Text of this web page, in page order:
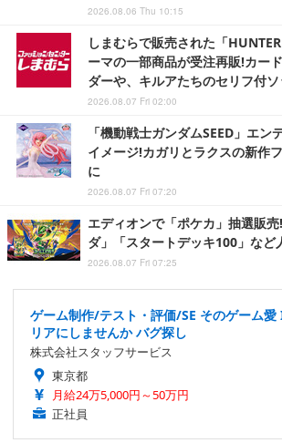
2026.08.06 Thu 10:15
しまむらで販売された「
ーマの一部商品が受注再販!カー
ダーや、キルアたちのセリフ付
2026.08.07 Fri 02:00
「機動戦士ガンダムSEED」エ
イメージ!カガリとラクスの新作
に
2026.08.07 Fri 07:20
エディオンで「ポケカ」抽選販
ダ」「スタートデッキ100」など
2026.08.07 Fri 07:25
ゲーム制作/テスト・評価/SE そのゲーム愛
リアにしませんか バグ探し
株式会社スタッフサービス
東京都
月給24万5,000円～50万円
正社員